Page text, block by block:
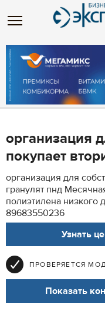
организация
покупает
организация для
гранулят пнд
полиэтилена низкого
89683550236
Узнать
ПРОВЕРЯЕТСЯ
Показать